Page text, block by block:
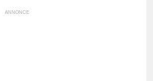
ANNONCE